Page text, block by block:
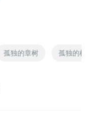
孤独的章树 孤独的根